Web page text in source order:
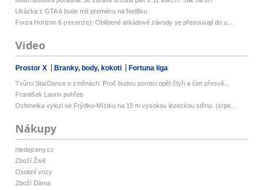
Ukázka z GTA 6 bude mít premiéru na Netflixu
Forza Horizon 6 (recenze): Oblíbené arkádové závody se přesouvají do u...
Video
Prostor X Branky, body, kokoti Fortuna liga
Tvůrci StarDance o změnách: Proč budou porotci opět čtyři a čím přesvě...
František Laurin pohřeb
Ochmelka vylezl ve Frýdku-Místku na 15 m vysokou lezeckou stěnu. (srpe...
Nákupy
hledejceny.cz
Zboží Živě
Osobní vozy
Zboží Dáma